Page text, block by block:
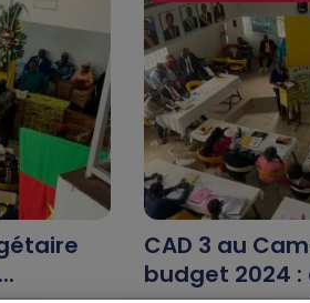
CAD 3 au
budget 2024 :